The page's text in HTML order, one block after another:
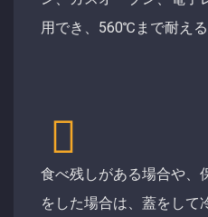
用でき、560℃まで耐える
食べ残しがある場合や、
をした場合は、蓋をして